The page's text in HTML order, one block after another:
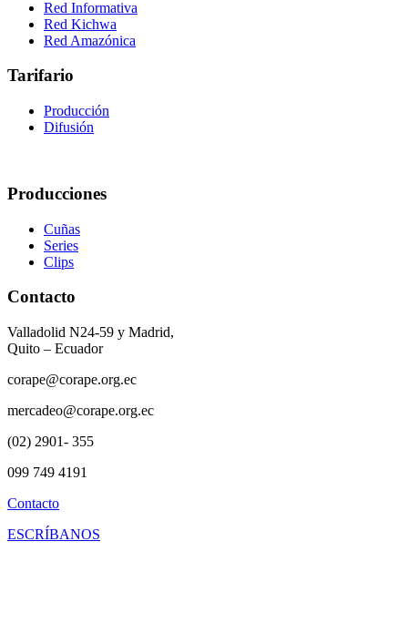
Red Informativa
Red Kichwa
Red Amazónica
Tarifario
Producción
Difusión
Producciones
Cuñas
Series
Clips
Contacto
Valladolid N24-59 y Madrid,
Quito – Ecuador
corape@corape.org.ec
mercadeo@corape.org.ec
(02) 2901- 355
099 749 4191
Contacto
ESCRÍBANOS